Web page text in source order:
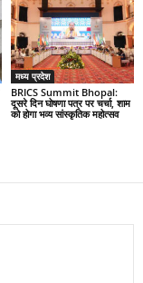
मध्य प्रदेश
BRICS Summit Bhopal:
दूसरे दिन घोषणा पत्र पर चर्चा, शाम
को होगा भव्य सांस्कृतिक महोत्सव